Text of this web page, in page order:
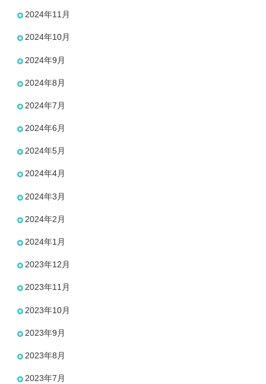
2024年11月
2024年10月
2024年9月
2024年8月
2024年7月
2024年6月
2024年5月
2024年4月
2024年3月
2024年2月
2024年1月
2023年12月
2023年11月
2023年10月
2023年9月
2023年8月
2023年7月